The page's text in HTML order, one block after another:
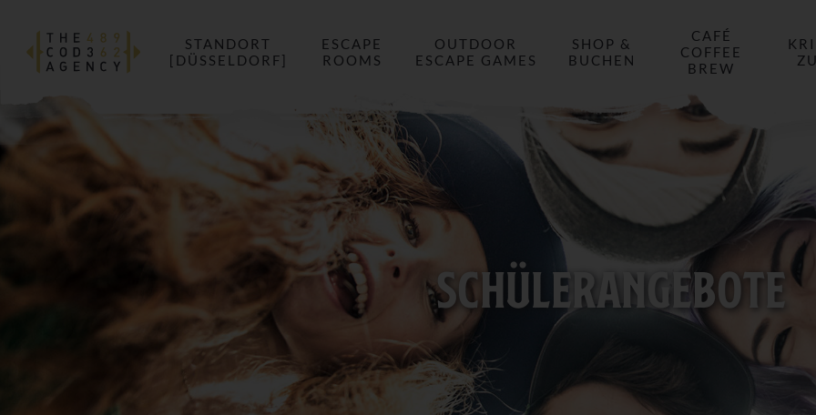
STANDORT
[DÜSSELDORF]
ESCAPE
ROOMS
OUTDOOR
ESCAPE GAMES
SHOP &
BUCHEN
CAFÉ
COFFEE
BREW
SCHÜLERANGEBOTE